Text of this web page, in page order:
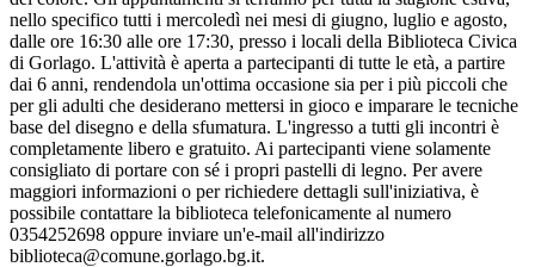
nello specifico tutti i mercoledì nei mesi di giugno, luglio e agosto,
dalle ore 16:30 alle ore 17:30, presso i locali della Biblioteca Civica
di Gorlago. L'attività è aperta a partecipanti di tutte le età, a partire
dai 6 anni, rendendola un'ottima occasione sia per i più piccoli che
per gli adulti che desiderano mettersi in gioco e imparare le tecniche
base del disegno e della sfumatura. L'ingresso a tutti gli incontri è
completamente libero e gratuito. Ai partecipanti viene solamente
consigliato di portare con sé i propri pastelli di legno. Per avere
maggiori informazioni o per richiedere dettagli sull'iniziativa, è
possibile contattare la biblioteca telefonicamente al numero
0354252698 oppure inviare un'e-mail all'indirizzo
biblioteca@comune.gorlago.bg.it.